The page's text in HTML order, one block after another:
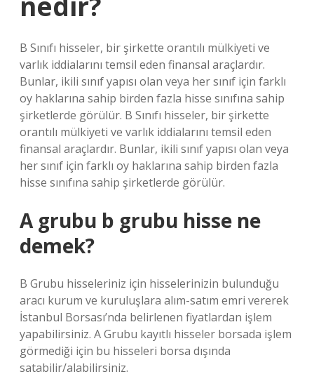
B Sınıfı hisseler, bir şirkette orantılı mülkiyeti ve
varlık iddialarını temsil eden finansal araçlardır.
Bunlar, ikili sınıf yapısı olan veya her sınıf için farklı
oy haklarına sahip birden fazla hisse sınıfına sahip
şirketlerde görülür. B Sınıfı hisseler, bir şirkette
orantılı mülkiyeti ve varlık iddialarını temsil eden
finansal araçlardır. Bunlar, ikili sınıf yapısı olan veya
her sınıf için farklı oy haklarına sahip birden fazla
hisse sınıfına sahip şirketlerde görülür.
A grubu b grubu hisse ne
demek?
B Grubu hisseleriniz için hisselerinizin bulunduğu
aracı kurum ve kuruluşlara alım-satım emri vererek
İstanbul Borsası’nda belirlenen fiyatlardan işlem
yapabilirsiniz. A Grubu kayıtlı hisseler borsada işlem
görmediği için bu hisseleri borsa dışında
satabilir/alabilirsiniz.